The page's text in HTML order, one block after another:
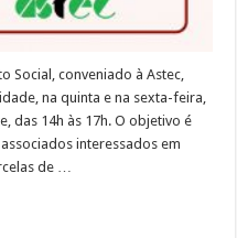
Social, conveniado à Astec,
na quinta e na sexta-feira,
das 14h às 17h. O objetivo é
interessados em
de …